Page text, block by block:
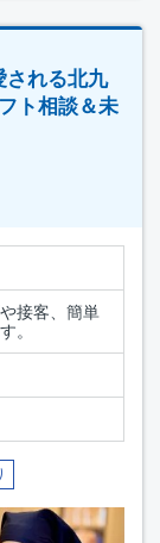
される北九
ト相談＆未
接客、簡単
。